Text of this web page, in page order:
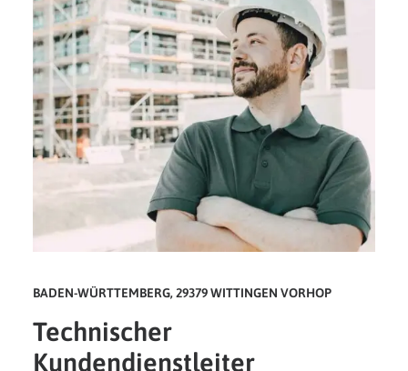
Netzwerk
Beratung
Akademie
Marketing STW
ToolsSTW
ZUM SHOP
perfectionGmbH – Netzwerk, Beratung und
Training für das Handwerk Bad & Heizung
BADEN-WÜRTTEMBERG, 29379 WITTINGEN VORHOP
Technischer
Kundendienstleiter